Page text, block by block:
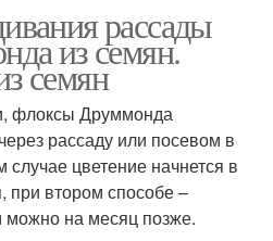
рассады
из семян.
семян
флоксы Друммонда
рассаду или посевом в
цветение начнется в
при втором способе –
можно на месяц позже.